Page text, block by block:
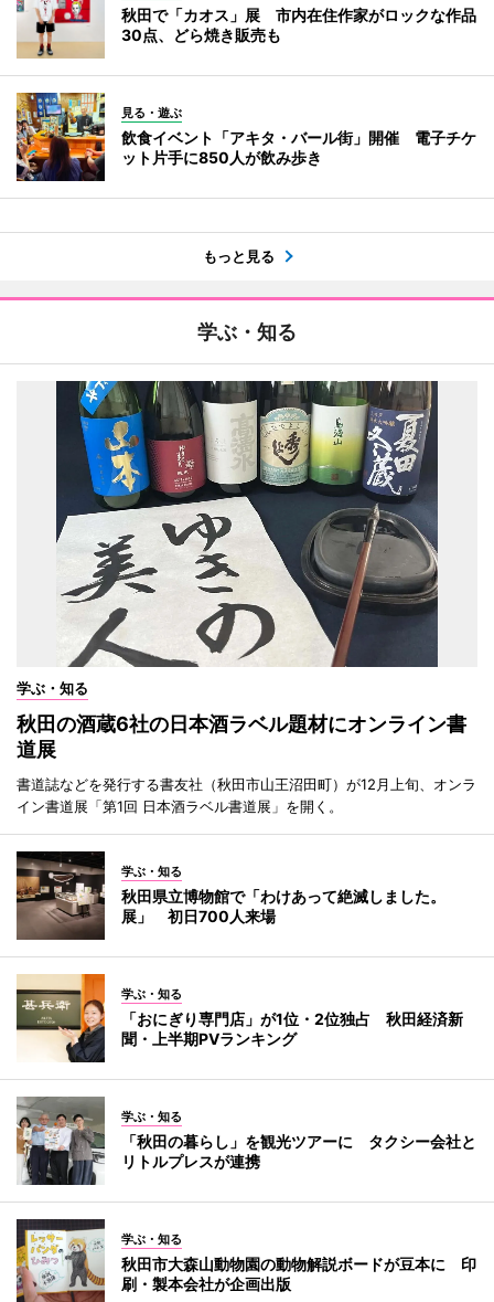
秋田で「カオス」展 市内在住作家がロックな作品
30点、どら焼き販売も
見る・遊ぶ
飲食イベント「アキタ・バール街」開催 電子チケ
ット片手に850人が飲み歩き
もっと見る
学ぶ・知る
学ぶ・知る
秋田の酒蔵6社の日本酒ラベル題材にオンライン書
道展
書道誌などを発行する書友社（秋田市山王沼田町）が12月上旬、オンラ
イン書道展「第1回 日本酒ラベル書道展」を開く。
学ぶ・知る
秋田県立博物館で「わけあって絶滅しました。
展」 初日700人来場
学ぶ・知る
「おにぎり専門店」が1位・2位独占 秋田経済新
聞・上半期PVランキング
学ぶ・知る
「秋田の暮らし」を観光ツアーに タクシー会社と
リトルプレスが連携
学ぶ・知る
秋田市大森山動物園の動物解説ボードが豆本に 印
刷・製本会社が企画出版